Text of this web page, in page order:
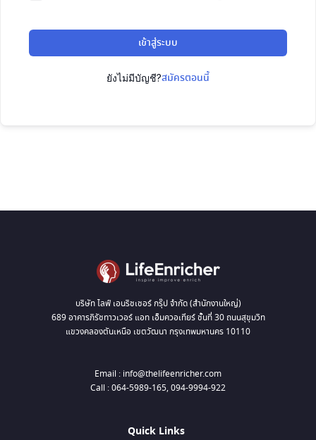
เข้าสู่ระบบ
ยังไม่มีบัญชี?สมัครตอนนี้
บริษัท ไลฟ์ เอนริชเชอร์ กรุ๊ป จำกัด (สำนักงานใหญ่)
689 อาคารภิรัชทาวเวอร์ แอท เอ็มควอเทียร์ ชั้นที่ 30 ถนนสุขุมวิท
แขวงคลองตันเหนือ เขตวัฒนา กรุงเทพมหานคร 10110
Email : info@thelifeenricher.com
Call : 064-5989-165, 094-9994-922
Quick Links